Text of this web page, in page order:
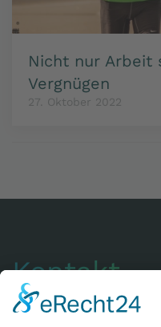
Nicht nur Arbeit
Vergnügen
27. Oktober 2022
Kontakt